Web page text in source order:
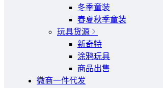
冬季童装
春夏秋季童装
玩具货源
新奇特
涂鸦玩具
商品出售
微商一件代发